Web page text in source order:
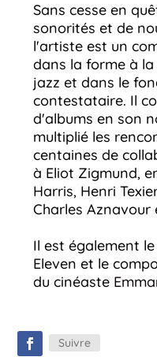
Sans cesse en
sonorités et de
l'artiste est un
dans la forme à
jazz et dans le
contestataire. Il
d'albums en son
multiplié les
centaines de
à Eliot Zigmund,
Harris, Henri
Charles
Il est également
Eleven et le
du cinéaste
Suivre